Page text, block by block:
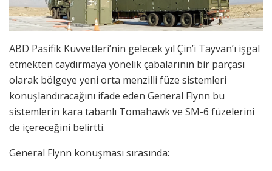
ABD Pasifik Kuvvetleri’nin gelecek yıl Çin’i Tayvan’ı işgal
etmekten caydırmaya yönelik çabalarının bir parçası
olarak bölgeye yeni orta menzilli füze sistemleri
konuşlandıracağını ifade eden General Flynn bu
sistemlerin kara tabanlı Tomahawk ve SM-6 füzelerini
de içereceğini belirtti.
General Flynn konuşması sırasında: